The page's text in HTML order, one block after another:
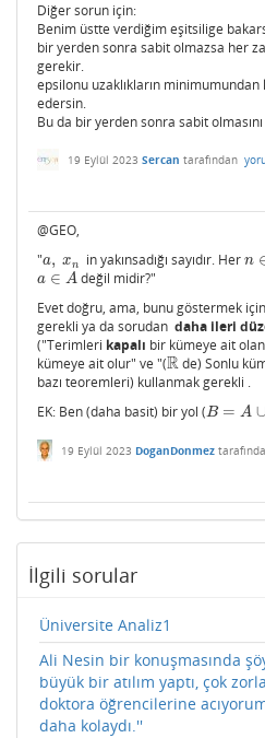
Diğer sorun için:
Benim üstte verdiğim eşitsilige
bir yerden sonra sabit olmazsa her
gerekir.
epsilonu uzaklıkların
edersin.
Bu da bir yerden sonra sabit
19 Eylül 2023 Sercan tarafından
@GEO,
"a, xn
a, xn in yakınsadığı sayıdır. Her n
n∈
a ∈ A
a∈A
değil midir?"
Evet doğru, ama, bunu göstermek
gerekli ya da sorudan daha ileri
("Terimleri kapalı bir kümeye ait
kümeye ait olur" ve "(R
R de) Sonlu
bazı teoremleri) kullanmak gerekli .
EK: Ben (daha basit) bir yol (B = A ∪
B= A∪{a }
19 Eylül 2023 DoganDonmez
İlgili sorular
Üniversite Analiz1
Ali Nesin bir konuşmasında
büyük bir atılım yaptı, çok
doktora öğrencilerine
daha kolaydı.''